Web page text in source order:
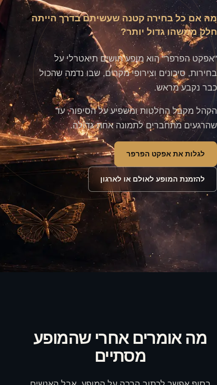
מה אם כל בחירה קטנה שעשיתם בדרך הייתה
חלק ממשהו גדול יותר?
"אפקט הפרפר" הוא מופע חושים תיאטרלי על
בחירות, סיכונים וצירופי מקרים, שבו נדמה שהכול
כבר נקבע מראש.
הקהל מקבל החלטות ומשפיע על הסיפור, עד
שהרגעים מתחברים לתמונה אחת גדולה.
לגלות את אפקט הפרפר
להזמנת המופע לאולם או לארגון
מה אומרים אחרי שהמופע
מסתיים